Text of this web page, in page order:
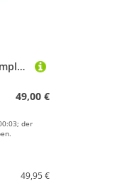
Bodhi Yoga Starter-Set Komplett | Rutschfeste Yogamatte aus TPE inkl. 2 Yogablöcken aus Eva (Moosgummi) und 1 Yogagurt aus Baumwolle | Einsteiger-Set für Yoga-Anfänger | lila
49,00 €
der
49,95 €